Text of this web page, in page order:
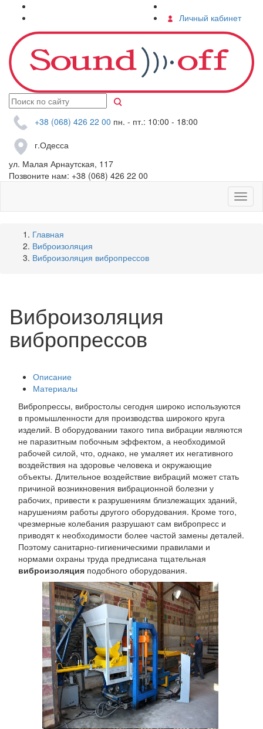
Личный кабинет
+38 (068) 426 22 00 пн. - пт.: 10:00 - 18:00
г.Одесса
ул. Малая Арнаутская, 117
Позвоните нам: +38 (068) 426 22 00
Главная
Виброизоляция
Виброизоляция вибропрессов
Виброизоляция
вибропрессов
Описание
Материалы
Вибропрессы, вибростолы сегодня широко используются
в промышленности для производства широкого круга
изделий. В оборудовании такого типа вибрации являются
не паразитным побочным эффектом, а необходимой
рабочей силой, что, однако, не умаляет их негативного
воздействия на здоровье человека и окружающие
объекты. Длительное воздействие вибраций может стать
причиной возникновения вибрационной болезни у
рабочих, привести к разрушениям близлежащих зданий,
нарушениям работы другого оборудования. Кроме того,
чрезмерные колебания разрушают сам вибропресс и
приводят к необходимости более частой замены деталей.
Поэтому санитарно-гигиеническими правилами и
нормами охраны труда предписана тщательная
виброизоляция подобного оборудования.